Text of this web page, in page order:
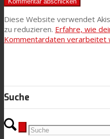
Diese Website verwendet
zu reduzieren. Erfahre, wie
Kommentardaten verarbeitet
Suche